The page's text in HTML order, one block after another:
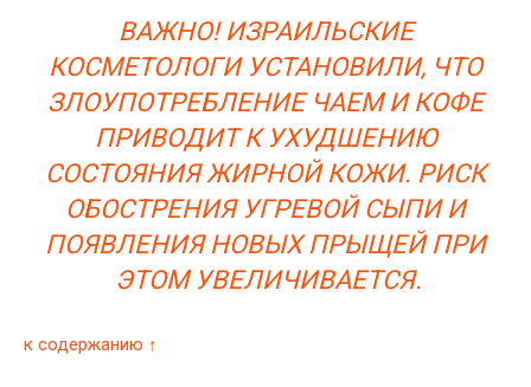
ВАЖНО! ИЗРАИЛЬСКИЕ
КОСМЕТОЛОГИ УСТАНОВИЛИ, ЧТО
ЗЛОУПОТРЕБЛЕНИЕ ЧАЕМ И КОФЕ
ПРИВОДИТ К УХУДШЕНИЮ
СОСТОЯНИЯ ЖИРНОЙ КОЖИ. РИСК
ОБОСТРЕНИЯ УГРЕВОЙ СЫПИ И
ПОЯВЛЕНИЯ НОВЫХ ПРЫЩЕЙ ПРИ
ЭТОМ УВЕЛИЧИВАЕТСЯ.
к содержанию ↑